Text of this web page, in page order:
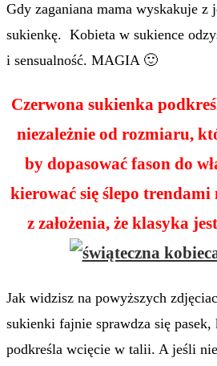
Gdy zaganiana mama wyskakuje z
sukienkę. Kobieta w sukience
i sensualność. MAGIA 🙂
Czerwona sukienka
niezależnie od rozmiaru,
by dopasować fason do
kierować się ślepo trendami
z założenia, że klasyka
Jak widzisz na powyższych
sukienki fajnie sprawdza się
podkreśla wcięcie w talii. A jeśli